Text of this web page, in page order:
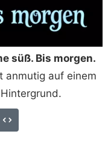
süß. Bis morgen.
anmutig auf einem